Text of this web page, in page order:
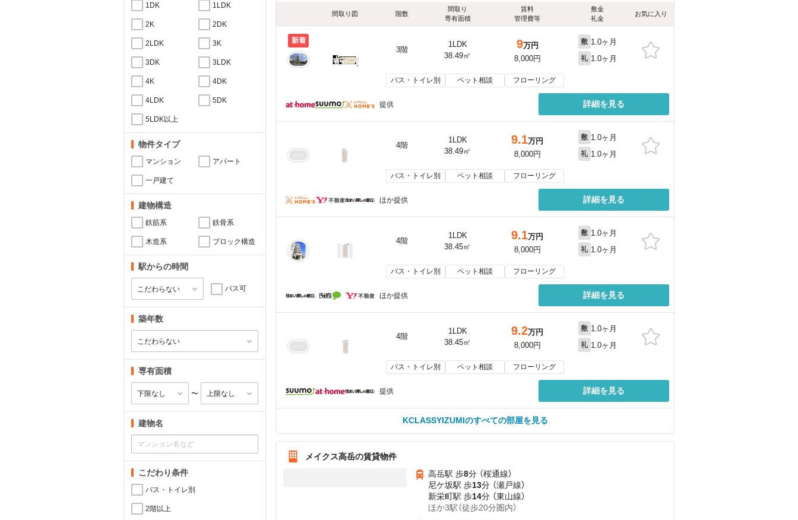
1DK 1LDK
2K 2DK
2LDK 3K
3DK 3LDK
4K 4DK
4LDK 5DK
5LDK以上
物件タイプ
マンション アパート
一戸建て
建物構造
鉄筋系 鉄骨系
木造系 ブロック構造
駅からの時間
バス可
築年数
専有面積
〜
建物名
こだわり条件
バス・トイレ別
2階以上
間取り図 階数
間取り
専有面積
賃料
管理費等
敷金
礼金
お気に入り
新着
3階
1LDK
38.49㎡
9万円
8,000円
敷 1.0ヶ月
礼 1.0ヶ月
バス・トイレ別 ペット相談 フローリング
提供 詳細を見る
4階
1LDK
38.49㎡
9.1万円
8,000円
敷 1.0ヶ月
礼 1.0ヶ月
バス・トイレ別 ペット相談 フローリング
ほか提供 詳細を見る
4階
1LDK
38.45㎡
9.1万円
8,000円
敷 1.0ヶ月
礼 1.0ヶ月
バス・トイレ別 ペット相談 フローリング
ほか提供 詳細を見る
4階
1LDK
38.45㎡
9.2万円
8,000円
敷 1.0ヶ月
礼 1.0ヶ月
バス・トイレ別 ペット相談 フローリング
提供 詳細を見る
KCLASSYIZUMIのすべての部屋を見る
メイクス高岳の賃貸物件
高岳駅 歩8分 （桜通線）
尼ケ坂駅 歩13分 （瀬戸線）
新栄町駅 歩14分 （東山線）
ほか3駅（徒歩20分圏内）